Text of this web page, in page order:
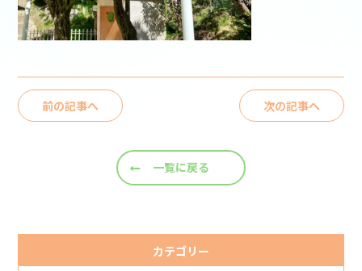
前の記事へ 次の記事へ
一覧に戻る
カテゴリー